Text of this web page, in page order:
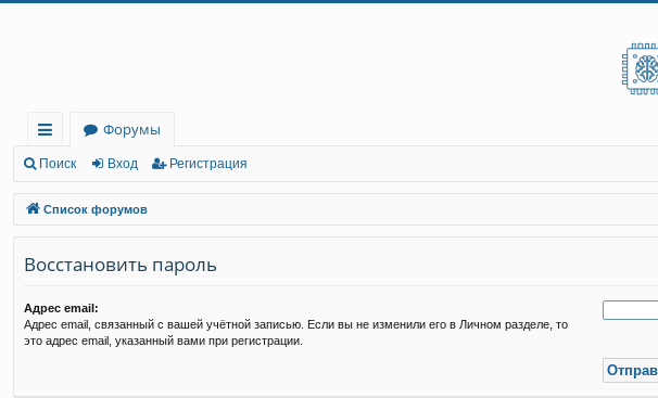
с
ы
лк
и
Форумы
Поиск Вход Регистрация
Список форумов
Восстановить пароль
Адрес email:
Адрес email, связанный с вашей учётной записью. Если вы не изменили его в Личном разделе, то
это адрес email, указанный вами при регистрации.